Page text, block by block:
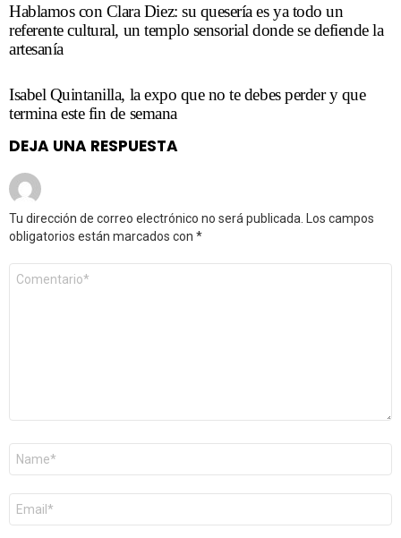
Hablamos con Clara Diez: su quesería es ya todo un
referente cultural, un templo sensorial donde se defiende la
artesanía
Isabel Quintanilla, la expo que no te debes perder y que
termina este fin de semana
DEJA UNA RESPUESTA
Tu dirección de correo electrónico no será publicada.
Los campos
obligatorios están marcados con *
Comentario
Nombre
Correo
electrónico
*